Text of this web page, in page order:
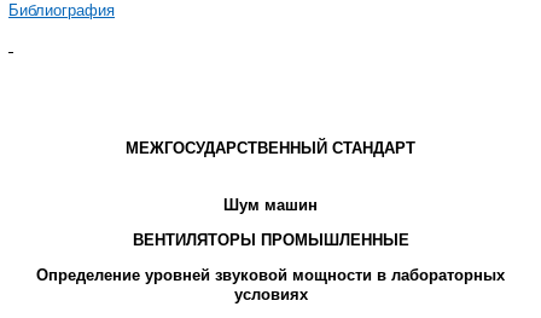
Библиография
МЕЖГОСУДАРСТВЕННЫЙ СТАНДАРТ
Шум машин
ВЕНТИЛЯТОРЫ ПРОМЫШЛЕННЫЕ
Определение уровней звуковой мощности в лабораторных
условиях